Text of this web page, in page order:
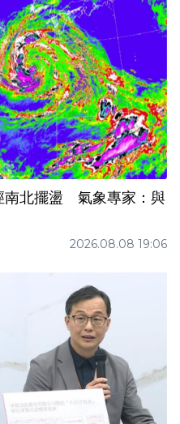
南北擺盪 氣象專家：與
2026.08.08 19:06